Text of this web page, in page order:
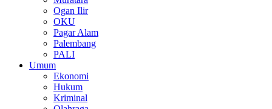
Ogan Ilir
OKU
Pagar Alam
Palembang
PALI
Umum
Ekonomi
Hukum
Kriminal